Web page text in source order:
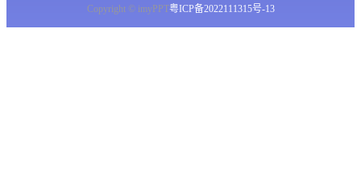
Copyright © imyPPT粤ICP备2022111315号-13